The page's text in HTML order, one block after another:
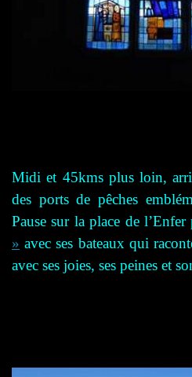
Midi et 45kms plus loin,
des ports de pêches
Pause sur la place de l’Enfer
» avec ses bateaux qui
avec ses joies, ses peines et